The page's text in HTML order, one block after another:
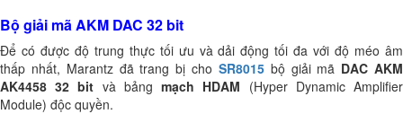
Bộ giải mã AKM DAC 32 bit
Để có được độ trung thực tối ưu và dải động tối đa với độ méo âm
thấp nhất, Marantz đã trang bị cho SR8015bộ giải mã DAC AKM
AK4458 32 bit và bảngmạch HDAM (Hyper Dynamic Amplifier
Module) độc quyền.